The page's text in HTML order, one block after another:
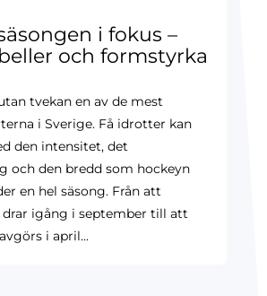
i fokus –
och formstyrka
tvekan en av de mest
i Sverige. Få idrotter kan
den intensitet, det
och den bredd som hockeyn
en hel säsong. Från att
igång i september till att
i april...